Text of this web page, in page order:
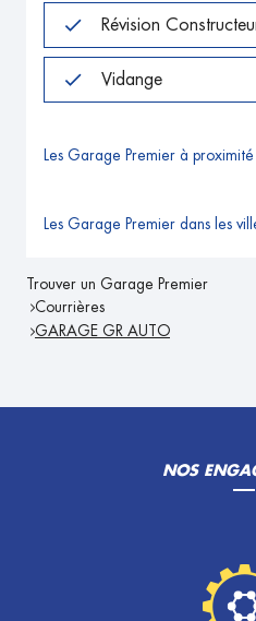
Révision
Vidange
Les Garage Premier à proximité
Les Garage Premier dans les
Trouver un Garage Premier
Courrières
GARAGE GR AUTO
NOS